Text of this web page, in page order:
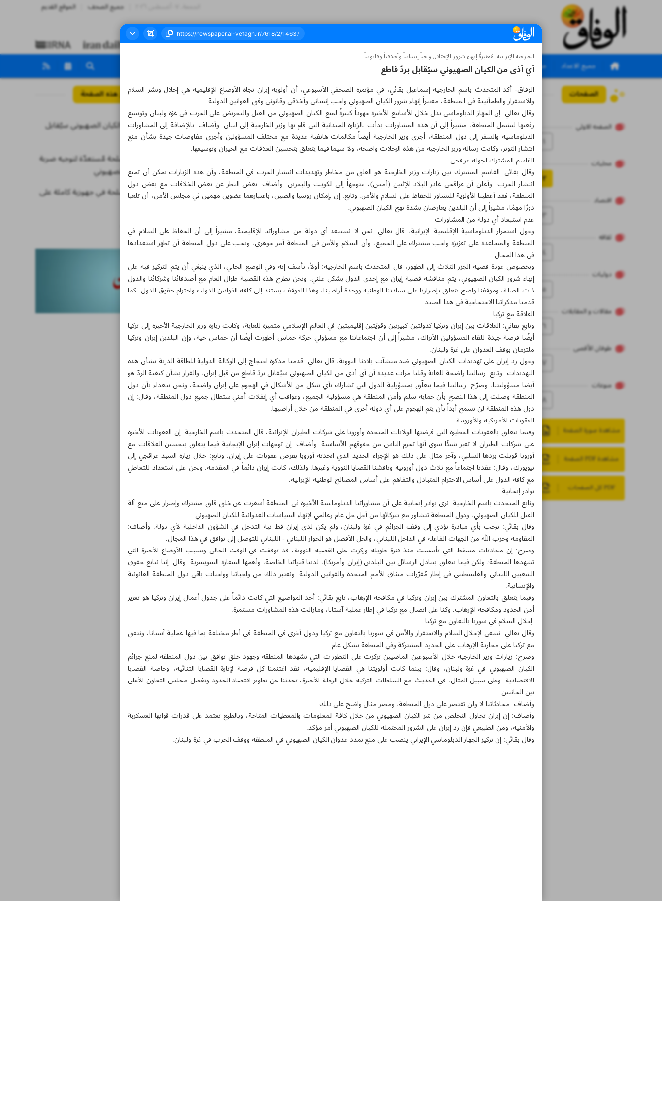
جميع الصحف الموقع القديم
جميع الاعداد جميع الملاحق
الصفحات
الصفحه الاولي
محلیات
۲
اقتصاد
۳
ثقاقه
٤
دولیات
٥
مقالات و المقابلات
٦
طوفان الأقصى
۷
منوعات
۸
مشاهدة صورة الصفحة
مشاهدة PDF الصفحة
PDF كل الصفحات
العدد سبعة آلاف وستمائة وثمانية عشر - ٢٢ أكتوبر ٢٠٢٤ مواضيع هذه الصفحة
أيّ أذى من الكيان الصهيوني سيُقابل
بردّ قاطع
القوات المسلحة مُستعدّة لتوجيه ضربة
قوية للعدوّ الصهيوني
القوات المسلحة في جهوزية كاملة على
أخبار قصيرة
الخارجية الإيرانية، مُعتبرةً إنهاء شرور الإحتلال واجباً إنسانياً وأخلاقياً وقانونياً:
أيّ أذى من الكيان الصهيوني سيُقابل بردّ قاطع
الوفاق- أكد المتحدث باسم الخارجية إسماعيل بقائي، في مؤتمره الصحفي الأسبوعي، أن أولوية إيران تجاه الأوضاع الإقليمية هي إحلال ونشر السلام
والاستقرار والطمأنينة في المنطقة، معتبراً إنهاء شرور الكيان الصهيوني واجب إنساني وأخلاقي وقانوني وفق القوانين الدولية.
وقال بقائي: إن الجهاز الدبلوماسي بذل خلال الأسابيع الأخيرة جهوداً كبيرةً لمنع الكيان الصهيوني من القتل والتحريض على الحرب في غزة ولبنان وتوسيع
رقعتها لتشمل المنطقة، مشيراً إلى أن هذه المشاورات بدأت بالزيارة الميدانية التي قام بها وزير الخارجية إلى لبنان. وأضاف: بالإضافة إلى المشاورات
الدبلوماسية والسفر إلى دول المنطقة، أجرى وزير الخارجية أيضاً مكالمات هاتفية عديدة مع مختلف المسؤولين وأجرى مفاوضات جيدة بشأن منع
انتشار التوتر، وكانت رسالة وزير الخارجية من هذه الرحلات واضحة، ولا سيما فيما يتعلق بتحسين العلاقات مع الجيران وتوسيعها.
القاسم المشترك لجولة عراقجي
وقال بقائي: القاسم المشترك بين زيارات وزير الخارجية هو القلق من مخاطر وتهديدات انتشار الحرب في المنطقة، وأن هذه الزيارات يمكن أن تمنع
انتشار الحرب، وأعلن أن عراقجي غادر البلاد الإثنين (أمس)، متوجهاً إلى الكويت والبحرين. وأضاف: بغض النظر عن بعض الخلافات مع بعض دول
المنطقة، فقد أعطينا الأولوية للتشاور للحفاظ على السلام والأمن. وتابع: إن بإمكان روسيا والصين، باعتبارهما عضوين مهمين في مجلس الأمن، أن تلعبا
دورًا مهمًا، مشيراً إلى أن البلدين يعارضان بشدة نهج الكيان الصهيوني.
عدم استبعاد أي دولة من المشاورات
وحول استمرار الدبلوماسية الإقليمية الإيرانية، قال بقائي: نحن لا نستبعد أي دولة من مشاوراتنا الإقليمية، مشيراً إلى أن الحفاظ على السلام في
المنطقة والمساعدة على تعزيزه واجب مشترك على الجميع، وأن السلام والأمن في المنطقة أمر جوهري، ويجب على دول المنطقة أن تظهر استعدادها
في هذا المجال.
وبخصوص عودة قضية الجزر الثلاث إلى الظهور، قال المتحدث باسم الخارجية: أولاً، نأسف إنه وفي الوضع الحالي، الذي ينبغي أن يتم التركيز فيه على
إنهاء شرور الكيان الصهيوني، يتم مناقشة قضية إيران مع إحدى الدول بشكل علني. ونحن نطرح هذه القضية طوال العام مع أصدقائنا وشركائنا والدول
ذات الصلة، وموقفنا واضح يتعلق بإصرارنا على سيادتنا الوطنية ووحدة أراضينا، وهذا الموقف يستند إلى كافة القوانين الدولية واحترام حقوق الدول. كما
قدمنا مذكراتنا الاحتجاجية في هذا الصدد.
العلاقة مع تركيا
وتابع بقائي: العلاقات بين إيران وتركيا كدولتين كبيرتين وقويّتين إقليميتين في العالم الإسلامي متميزة للغاية، وكانت زيارة وزير الخارجية الأخيرة إلى تركيا
أيضًا فرصة جيدة للقاء المسؤولين الأتراك، مشيراً إلى أن اجتماعاتنا مع مسؤولي حركة حماس أظهرت أيضًا أن حماس حية، وإن البلدين إيران وتركيا
ملتزمان بوقف العدوان على غزة ولبنان.
وحول رد إيران على تهديدات الكيان الصهيوني ضد منشآت بلادنا النووية، قال بقائي: قدمنا مذكرة احتجاج إلى الوكالة الدولية للطاقة الذرية بشأن هذه
التهديدات. وتابع: رسالتنا واضحة للغاية وقلنا مرات عديدة أن أي أذى من الكيان الصهيوني سيُقابل بردّ قاطع من قبل إيران، والقرار بشأن كيفية الردّ هو
أيضا مسؤوليتنا، وصرّح: رسالتنا فيما يتعلّق بمسؤولية الدول التي تشارك بأي شكل من الأشكال في الهجوم على إيران واضحة، ونحن سعداء بأن دول
المنطقة وصلت إلى هذا النضج بأن حماية سلم وأمن المنطقة هي مسؤولية الجميع، وعواقب أي إنفلات أمني ستطال جميع دول المنطقة، وقال: إن
دول هذه المنطقة لن تسمح أبداً بأن يتم الهجوم على أي دولة أخرى في المنطقة من خلال أراضيها.
العقوبات الأمريكية والأوروبية
وفيما يتعلق بالعقوبات الخطيرة التي فرضتها الولايات المتحدة وأوروبا على شركات الطيران الإيرانية، قال المتحدث باسم الخارجية: إن العقوبات الأخيرة
على شركات الطيران لا تغير شيئًا سوى أنها تحرم الناس من حقوقهم الأساسية. وأضاف: إن توجهات إيران الإيجابية فيما يتعلق بتحسين العلاقات مع
أوروبا قوبلت بردها السلبي، وآخر مثال على ذلك هو الإجراء الجديد الذي اتخذته أوروبا بفرض عقوبات على إيران. وتابع: خلال زيارة السيد عراقجي إلى
نيويورك، وقال: عقدنا اجتماعاً مع ثلاث دول أوروبية وناقشنا القضايا النووية وغيرها. ولذلك، كانت إيران دائماً في المقدمة. ونحن على استعداد للتعاطي
مع كافة الدول على أساس الاحترام المتبادل والتفاهم على أساس المصالح الوطنية الإيرانية.
بوادر إيجابية
وتابع المتحدث باسم الخارجية: نرى بوادر إيجابية على أن مشاوراتنا الدبلوماسية الأخيرة في المنطقة أسفرت عن خلق قلق مشترك وإصرار على منع آلة
القتل للكيان الصهيوني، ودول المنطقة تتشاور مع شركائها من أجل حل عام وعالمي لإنهاء السياسات العدوانية للكيان الصهيوني.
وقال بقائي: نرحب بأي مبادرة تؤدي إلى وقف الجرائم في غزة ولبنان، ولم يكن لدى إيران قط نية التدخل في الشؤون الداخلية لأي دولة. وأضاف:
المقاومة وحزب الله من الجهات الفاعلة في الداخل اللبناني، والحل الأفضل هو الحوار اللبناني - اللبناني للتوصل إلى توافق في هذا المجال.
وصرح: إن محادثات مسقط التي تأسست منذ فترة طويلة وركزت على القضية النووية، قد توقفت في الوقت الحالي وبسبب الأوضاع الأخيرة التي
تشهدها المنطقة؛ ولكن فيما يتعلق بتبادل الرسائل بين البلدين (إيران وأمريكا)، لدينا قنواتنا الخاصة، وأهمها السفارة السويسرية. وقال: إننا نتابع حقوق
الشعبين اللبناني والفلسطيني في إطار مُقرّرات ميثاق الأمم المتحدة والقوانين الدولية، ونعتبر ذلك من واجباتنا وواجبات باقي دول المنطقة القانونية
والإنسانية.
وفيما يتعلق بالتعاون المشترك بين إيران وتركيا في مكافحة الإرهاب، تابع بقائي: أحد المواضيع التي كانت دائماً على جدول أعمال إيران وتركيا هو تعزيز
أمن الحدود ومكافحة الإرهاب. وكنا على اتصال مع تركيا في إطار عملية آستانا، ومازالت هذه المشاورات مستمرة.
إحلال السلام في سوريا بالتعاون مع تركيا
وقال بقائي: نسعى لإحلال السلام والاستقرار والأمن في سوريا بالتعاون مع تركيا ودول أخرى في المنطقة في أطر مختلفة بما فيها عملية آستانا، ونتفق
مع تركيا على محاربة الإرهاب على الحدود المشتركة وفي المنطقة بشكل عام.
وصرح: زيارات وزير الخارجية خلال الأسبوعين الماضيين تركزت على التطورات التي تشهدها المنطقة وجهود خلق توافق بين دول المنطقة لمنع جرائم
الكيان الصهيوني في غزة ولبنان، وقال: بينما كانت أولويتنا هي القضايا الإقليمية، فقد اغتنمنا كل فرصة لإثارة القضايا الثنائية، وخاصة القضايا
الاقتصادية. وعلى سبيل المثال، في الحديث مع السلطات التركية خلال الرحلة الأخيرة، تحدثنا عن تطوير اقتصاد الحدود وتفعيل مجلس التعاون الأعلى
بين الجانبين.
وأضاف: محادثاتنا لا ولن تقتصر على دول المنطقة، ومصر مثال واضح على ذلك.
وأضاف: إن إيران تحاول التخلص من شر الكيان الصهيوني من خلال كافة المعلومات والمعطيات المتاحة، وبالطبع تعتمد على قدرات قواتها العسكرية
والأمنية، ومن الطبيعي فإن رد إيران على الشرور المحتملة للكيان الصهيوني أمر مؤكد.
وقال بقائي: إن تركيز الجهاز الدبلوماسي الإيراني ينصب على منع تمدد عدوان الكيان الصهيوني في المنطقة ووقف الحرب في غزة ولبنان.